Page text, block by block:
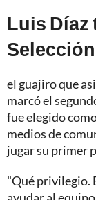
Luis Díaz
el guajiro que
marcó el
fue elegido
medios de
jugar su primer
"Qué privilegio.
ayudar al